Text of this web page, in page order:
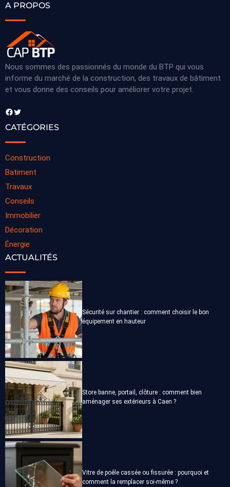
A PROPOS
Nous sommes des passionnés du monde du BTP qui vous
informe du marché de la construction, des travaux de bâtiment
et vous donne des conseils pour améliorer votre projet.
Facebook Twitter
CATÉGORIES
Construction
Batiment
Travaux
Conseils
Immobilier
Décoration
Énergie
ACTUALITÉS
Sécurité sur chantier : comment choisir le bon
équipement en hauteur
Store banne, portail, clôture : comment bien
aménager ses extérieurs à Caen ?
Vitre de poêle cassée ou fissurée : pourquoi et
comment la remplacer soi-même ?